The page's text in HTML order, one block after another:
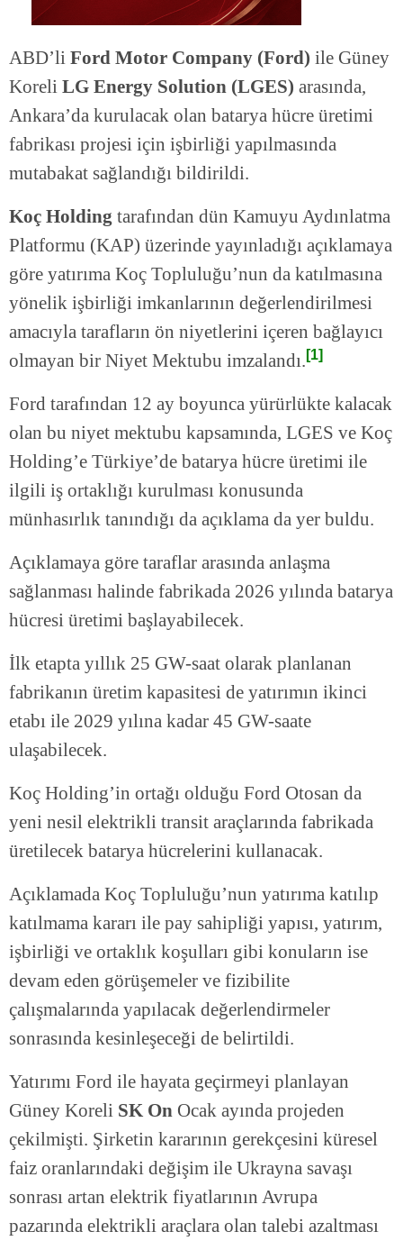
ABD’li Ford Motor Company (Ford) ile Güney
Koreli LG Energy Solution (LGES) arasında,
Ankara’da kurulacak olan batarya hücre üretimi
fabrikası projesi için işbirliği yapılmasında
mutabakat sağlandığı bildirildi.
Koç Holding tarafından dün Kamuyu Aydınlatma
Platformu (KAP) üzerinde yayınladığı açıklamaya
göre yatırıma Koç Topluluğu’nun da katılmasına
yönelik işbirliği imkanlarının değerlendirilmesi
amacıyla tarafların ön niyetlerini içeren bağlayıcı
olmayan bir Niyet Mektubu imzalandı. [1]
Ford tarafından 12 ay boyunca yürürlükte kalacak
olan bu niyet mektubu kapsamında, LGES ve Koç
Holding’e Türkiye’de batarya hücre üretimi ile
ilgili iş ortaklığı kurulması konusunda
münhasırlık tanındığı da açıklama da yer buldu.
Açıklamaya göre taraflar arasında anlaşma
sağlanması halinde fabrikada 2026 yılında batarya
hücresi üretimi başlayabilecek.
İlk etapta yıllık 25 GW-saat olarak planlanan
fabrikanın üretim kapasitesi de yatırımın ikinci
etabı ile 2029 yılına kadar 45 GW-saate
ulaşabilecek.
Koç Holding’in ortağı olduğu Ford Otosan da
yeni nesil elektrikli transit araçlarında fabrikada
üretilecek batarya hücrelerini kullanacak.
Açıklamada Koç Topluluğu’nun yatırıma katılıp
katılmama kararı ile pay sahipliği yapısı, yatırım,
işbirliği ve ortaklık koşulları gibi konuların ise
devam eden görüşemeler ve fizibilite
çalışmalarında yapılacak değerlendirmeler
sonrasında kesinleşeceği de belirtildi.
Yatırımı Ford ile hayata geçirmeyi planlayan
Güney Koreli SK On Ocak ayında projeden
çekilmişti. Şirketin kararının gerekçesini küresel
faiz oranlarındaki değişim ile Ukrayna savaşı
sonrası artan elektrik fiyatlarının Avrupa
pazarında elektrikli araçlara olan talebi azaltması